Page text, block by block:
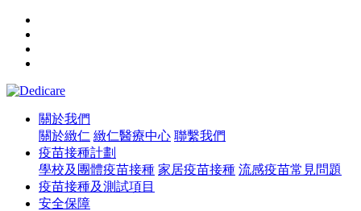
關於我們
關於緻仁 緻仁醫療中心 聯繫我們
疫苗接種計劃
學校及團體疫苗接種 家居疫苗接種 流感疫苗常見問題
疫苗接種及測試項目
安全保障